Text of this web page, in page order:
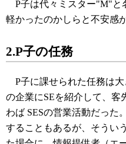
P子は代々ミスター"M"と
軽かったのかしらと不安感
2.P子の任務
P子に課せられた任務は
の企業にSEを紹介して、客
わば SESの営業活動だった
することもあるが、そうい